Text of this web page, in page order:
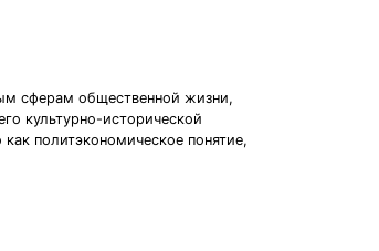
сферам общественной жизни,
культурно-исторической
политэкономическое понятие,